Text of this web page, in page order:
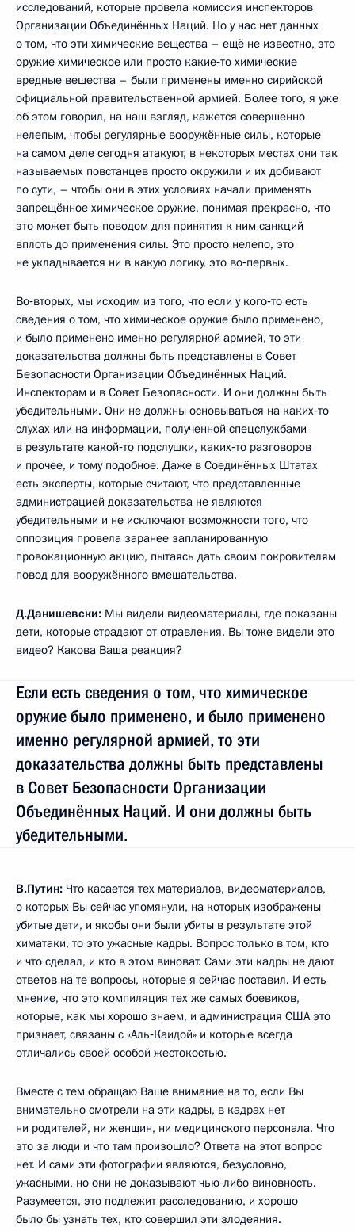
исследований, которые провела комиссия инспекторов
Организации Объединённых Наций. Но у нас нет данных
о том, что эти химические вещества – ещё не известно, это
оружие химическое или просто какие‑то химические
вредные вещества – были применены именно сирийской
официальной правительственной армией. Более того, я уже
об этом говорил, на наш взгляд, кажется совершенно
нелепым, чтобы регулярные вооружённые силы, которые
на самом деле сегодня атакуют, в некоторых местах они так
называемых повстанцев просто окружили и их добивают
по сути, – чтобы они в этих условиях начали применять
запрещённое химическое оружие, понимая прекрасно, что
это может быть поводом для принятия к ним санкций
вплоть до применения силы. Это просто нелепо, это
не укладывается ни в какую логику, это во‑первых.
Во‑вторых, мы исходим из того, что если у кого‑то есть
сведения о том, что химическое оружие было применено,
и было применено именно регулярной армией, то эти
доказательства должны быть представлены в Совет
Безопасности Организации Объединённых Наций.
Инспекторам и в Совет Безопасности. И они должны быть
убедительными. Они не должны основываться на каких‑то
слухах или на информации, полученной спецслужбами
в результате какой‑то подслушки, каких‑то разговоров
и прочее, и тому подобное. Даже в Соединённых Штатах
есть эксперты, которые считают, что представленные
администрацией доказательства не являются
убедительными и не исключают возможности того, что
оппозиция провела заранее запланированную
провокационную акцию, пытаясь дать своим покровителям
повод для вооружённого вмешательства.
Д.Данишевски: Мы видели видеоматериалы, где показаны
дети, которые страдают от отравления. Вы тоже видели это
видео? Какова Ваша реакция?
Если есть сведения о том, что химическое
оружие было применено, и было применено
именно регулярной армией, то эти
доказательства должны быть представлены
в Совет Безопасности Организации
Объединённых Наций. И они должны быть
убедительными.
В.Путин: Что касается тех материалов, видеоматериалов,
о которых Вы сейчас упомянули, на которых изображены
убитые дети, и якобы они были убиты в результате этой
химатаки, то это ужасные кадры. Вопрос только в том, кто
и что сделал, и кто в этом виноват. Сами эти кадры не дают
ответов на те вопросы, которые я сейчас поставил. И есть
мнение, что это компиляция тех же самых боевиков,
которые, как мы хорошо знаем, и администрация США это
признает, связаны с «Аль‑Каидой» и которые всегда
отличались своей особой жестокостью.
Вместе с тем обращаю Ваше внимание на то, если Вы
внимательно смотрели на эти кадры, в кадрах нет
ни родителей, ни женщин, ни медицинского персонала. Что
это за люди и что там произошло? Ответа на этот вопрос
нет. И сами эти фотографии являются, безусловно,
ужасными, но они не доказывают чью‑либо виновность.
Разумеется, это подлежит расследованию, и хорошо
было бы узнать тех, кто совершил эти злодеяния.